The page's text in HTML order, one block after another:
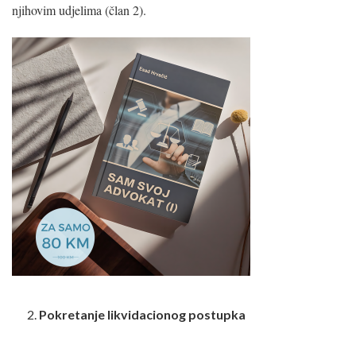
njihovim udjelima (član 2).
Pokretanje likvidacionog postupka